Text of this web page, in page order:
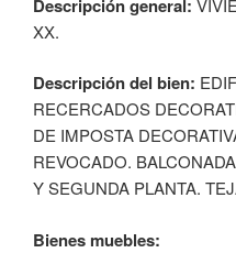
Descripción general:
XX.
Descripción del bien:
RECERCADOS
DE IMPOSTA
REVOCADO.
Y SEGUNDA PLANTA.
Bienes muebles: